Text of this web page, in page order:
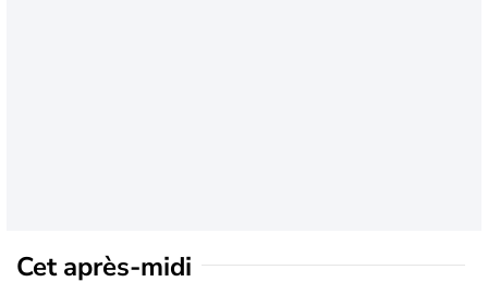
Cet après-midi